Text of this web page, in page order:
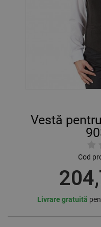
Vestă
Cod
Livrare gratuită